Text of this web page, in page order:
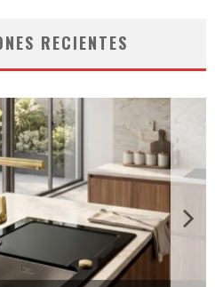
RECIENTES